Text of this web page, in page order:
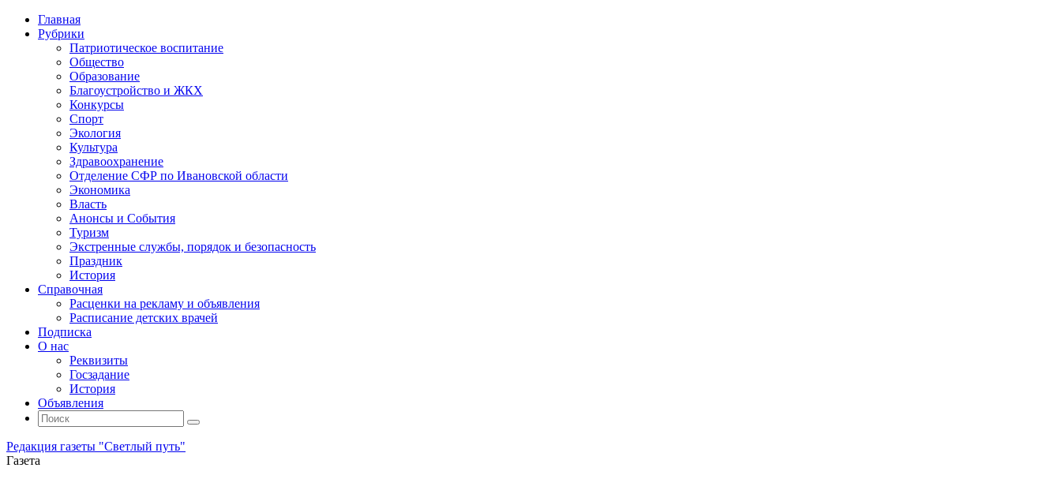
Главная
Рубрики
Патриотическое воспитание
Общество
Образование
Благоустройство и ЖКХ
Конкурсы
Спорт
Экология
Культура
Здравоохранение
Отделение СФР по Ивановской области
Экономика
Власть
Анонсы и События
Туризм
Экстренные службы, порядок и безопасность
Праздник
История
Справочная
Расценки на рекламу и объявления
Расписание детских врачей
Подписка
О нас
Реквизиты
Госзадание
История
Объявления
Поиск
Искать:
Поиск
Редакция газеты "Светлый путь"
Газета